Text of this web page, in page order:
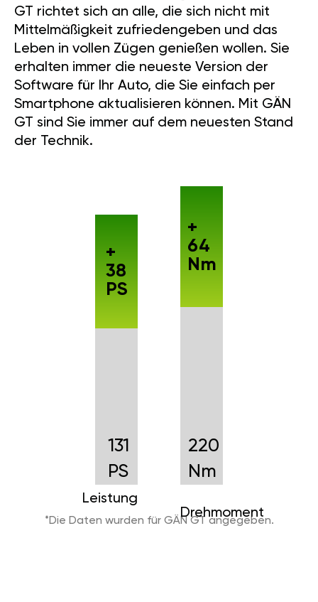
GT richtet sich an alle, die sich nicht mit
Mittelmäßigkeit zufriedengeben und das
Leben in vollen Zügen genießen wollen. Sie
erhalten immer die neueste Version der
Software für Ihr Auto, die Sie einfach per
Smartphone aktualisieren können. Mit GÄN
GT sind Sie immer auf dem neuesten Stand
der Technik.
131
PS
Leistung
+
38
PS
220
Nm
Drehmoment
+
64
Nm
*Die Daten wurden für GÄN GT angegeben.